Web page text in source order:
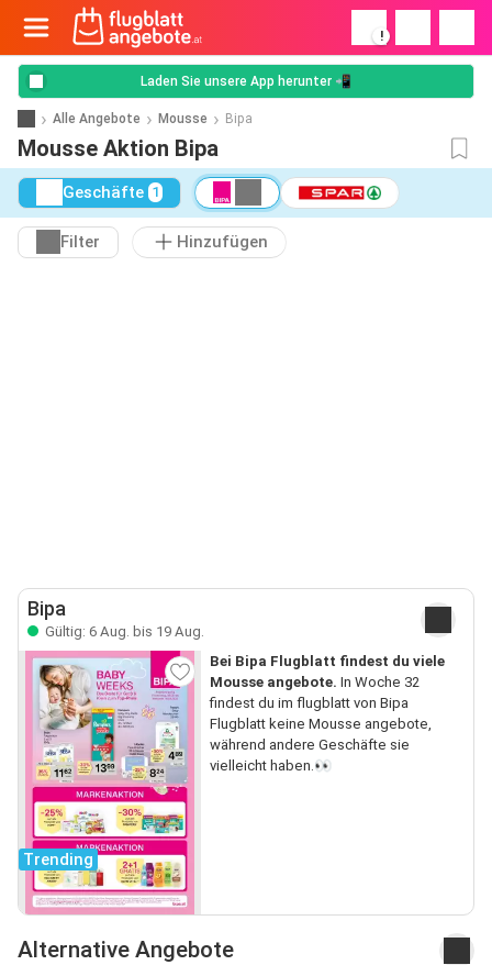
!
Laden Sie unsere App herunter 📲
Alle Angebote Mousse Bipa
Mousse Aktion Bipa
Geschäfte 1
Filter Hinzufügen
Bipa
Gültig: 6 Aug. bis 19 Aug.
Trending
Bei Bipa Flugblatt findest du viele
Mousse angebote. In Woche 32
findest du im flugblatt von Bipa
Flugblatt keine Mousse angebote,
während andere Geschäfte sie
vielleicht haben.👀
Alternative Angebote